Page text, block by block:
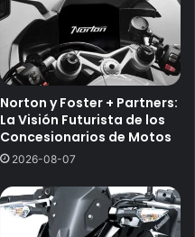
Norton y Foster + Partners:
La Visión Futurista de los
Concesionarios de Motos
2026-08-07